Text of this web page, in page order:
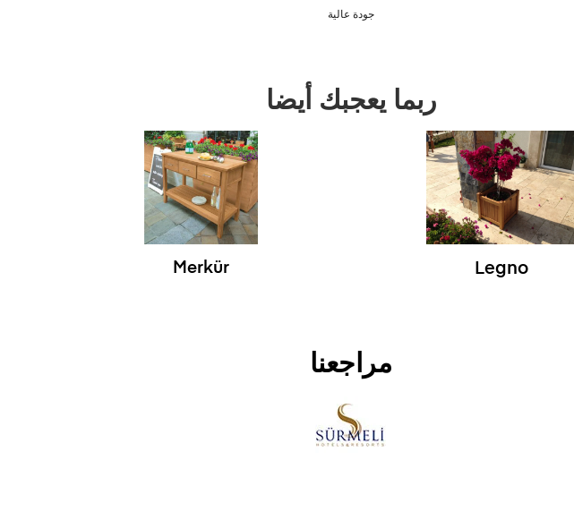
جودة عالية
ربما يعجبك أيضا
Legno
Merkür
مراجعنا